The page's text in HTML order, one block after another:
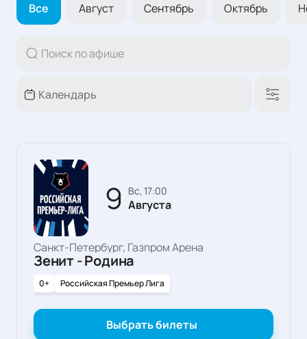
Все Август Сентябрь Октябрь
9 вс, 17:00
Августа
Санкт-Петербург, Газпром Арена
Зенит - Родина
0+ Российская Премьер Лига
Выбрать билеты